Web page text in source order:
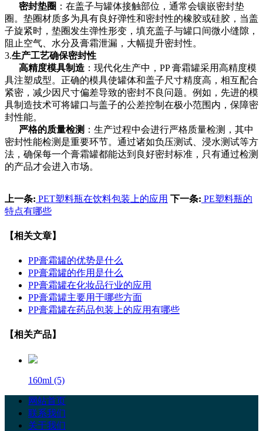
密封垫圈 ：在盖子与罐体接触部位，通常会镶嵌密封垫
圈。垫圈材质多为具有良好弹性和密封性的橡胶或硅胶，当盖
子旋紧时，垫圈发生弹性形变，填充盖子与罐口间微小缝隙，
阻止空气、水分及膏霜泄漏，大幅提升密封性。
3.生产工艺确保密封性
高精度模具制造 ：现代化生产中， PP 膏霜罐采用高精度模
具注塑成型。正确的模具使罐体和盖子尺寸精度高，相互配合
紧密，减少因尺寸偏差导致的密封不良问题。例如，先进的模
具制造技术可将罐口与盖子的公差控制在极小范围内，保障密
封性能。
严格的质量检测 ：生产过程中会进行严格质量检测，其中
密封性能检测是重要环节。通过诸如负压测试、浸水测试等方
法，确保每一个膏霜罐都能达到良好密封标准，只有通过检测
的产品才会进入市场。
上一条: PET塑料瓶在饮料包装上的应用 下一条: PE塑料瓶的
特点有哪些
【相关文章】
PP膏霜罐的优势是什么
PP膏霜罐的作用是什么
PP膏霜罐在化妆品行业的应用
PP膏霜罐主要用于哪些方面
PP膏霜罐在药品包装上的应用有哪些
【相关产品】
160ml (5)
网站首页
联系我们
关于我们